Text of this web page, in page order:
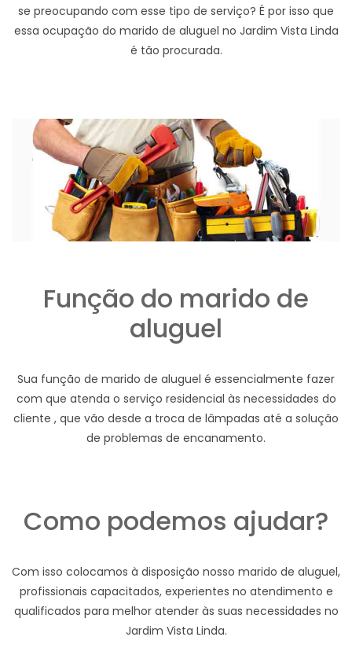
se preocupando com esse tipo de serviço? É por isso que
essa ocupação do marido de aluguel no Jardim Vista Linda
é tão procurada.
Função do marido de
aluguel
Sua função de marido de aluguel é essencialmente fazer
com que atenda o serviço residencial às necessidades do
cliente , que vão desde a troca de lâmpadas até a solução
de problemas de encanamento.
Como podemos ajudar?
Com isso colocamos à disposição nosso marido de aluguel,
profissionais capacitados, experientes no atendimento e
qualificados para melhor atender às suas necessidades no
Jardim Vista Linda.